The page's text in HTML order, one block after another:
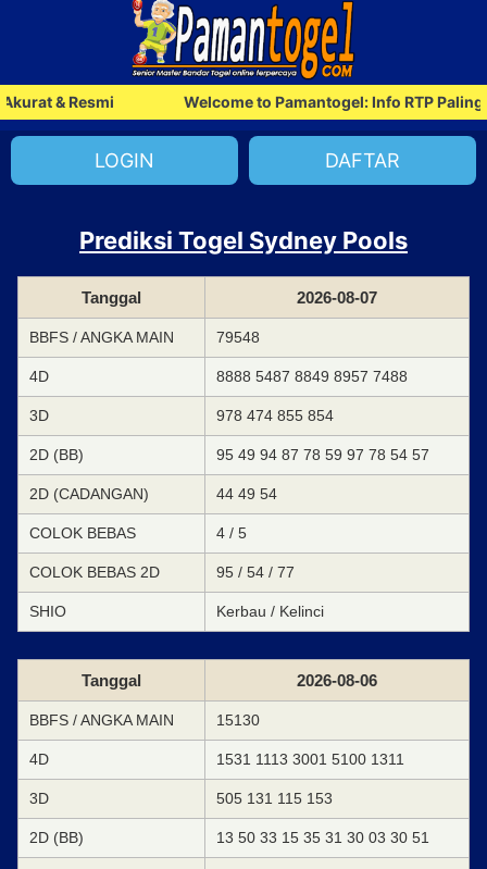
& Resmi Welcome to Pamantogel: Info RTP Paling
LOGIN DAFTAR
Prediksi Togel Sydney Pools
Tanggal 2026-08-07
BBFS / ANGKA MAIN 79548
4D 8888 5487 8849 8957 7488
3D 978 474 855 854
2D (BB) 95 49 94 87 78 59 97 78 54 57
2D (CADANGAN) 44 49 54
COLOK BEBAS 4 / 5
COLOK BEBAS 2D 95 / 54 / 77
SHIO Kerbau / Kelinci
Tanggal 2026-08-06
BBFS / ANGKA MAIN 15130
4D 1531 1113 3001 5100 1311
3D 505 131 115 153
2D (BB) 13 50 33 15 35 31 30 03 30 51